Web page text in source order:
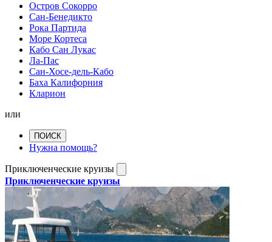
Остров Сокорро
Сан-Бенедикто
Рока Партида
Море Кортеса
Кабо Сан Лукас
Ла-Пас
Сан-Хосе-дель-Кабо
Баха Калифорния
Кларион
или
ПОИСК
Нужна помощь?
Приключенческие круизы
Приключенческие круизы